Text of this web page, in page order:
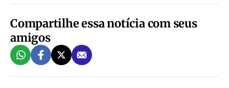
Compartilhe essa notícia com seus
amigos